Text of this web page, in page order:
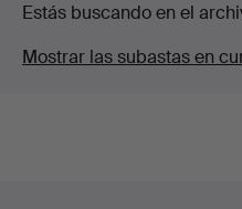
Estás buscando en el
Mostrar las subastas en